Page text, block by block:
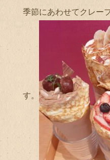
季節にあわせてクレー
す。